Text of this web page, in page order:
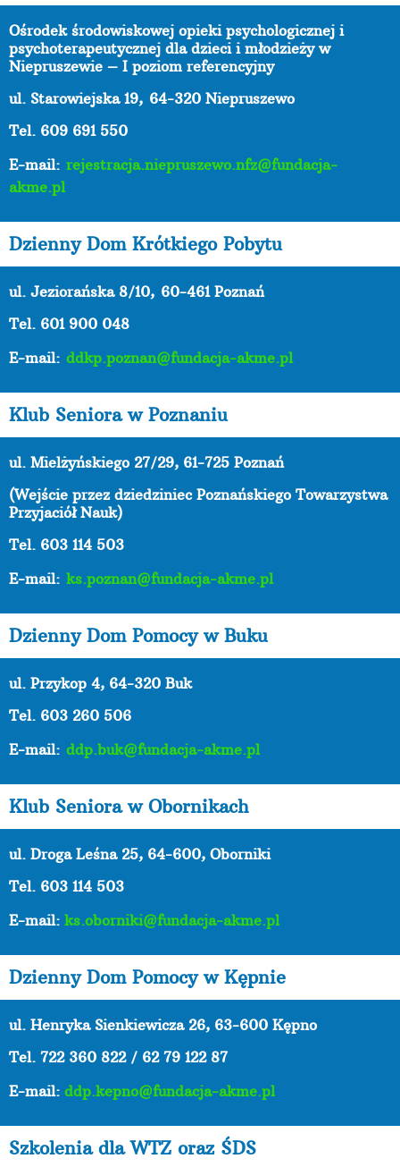
Ośrodek środowiskowej opieki psychologicznej i
psychoterapeutycznej dla dzieci i młodzieży w
Niepruszewie – I poziom referencyjny
ul. Starowiejska 19, 64-320 Niepruszewo
Tel. 609 691 550
E-mail: rejestracja.niepruszewo.nfz@fundacja-
akme.pl
Dzienny Dom Krótkiego Pobytu
ul. Jeziorańska 8/10, 60-461 Poznań
Tel. 601 900 048
E-mail: ddkp.poznan@fundacja-akme.pl
Klub Seniora w Poznaniu
ul. Mielżyńskiego 27/29, 61-725 Poznań
(Wejście przez dziedziniec Poznańskiego Towarzystwa
Przyjaciół Nauk)
Tel. 603 114 503
E-mail: ks.poznan@fundacja-akme.pl
Dzienny Dom Pomocy w Buku
ul. Przykop 4, 64-320 Buk
Tel. 603 260 506
E-mail: ddp.buk@fundacja-akme.pl
Klub Seniora w Obornikach
ul. Droga Leśna 25, 64-600, Oborniki
Tel. 603 114 503
E-mail: ks.oborniki@fundacja-akme.pl
Dzienny Dom Pomocy w Kępnie
ul. Henryka Sienkiewicza 26, 63-600 Kępno
Tel. 722 360 822 / 62 79 122 87
E-mail: ddp.kepno@fundacja-akme.pl
Szkolenia dla WTZ oraz ŚDS